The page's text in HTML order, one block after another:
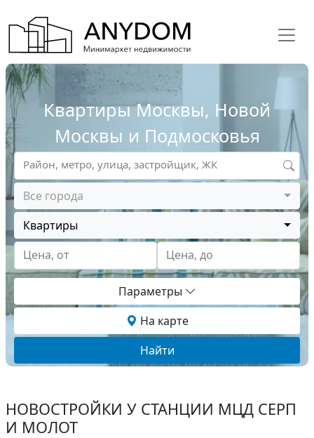
Квартиры Москвы, Новой
Москвы и Подмосковья
Все города
Квартиры
Цена, от
Цена, до
Район, метро, улица, застройщик, ЖК
Параметры
На карте
Найти
НОВОСТРОЙКИ У СТАНЦИИ МЦД СЕРП
И МОЛОТ